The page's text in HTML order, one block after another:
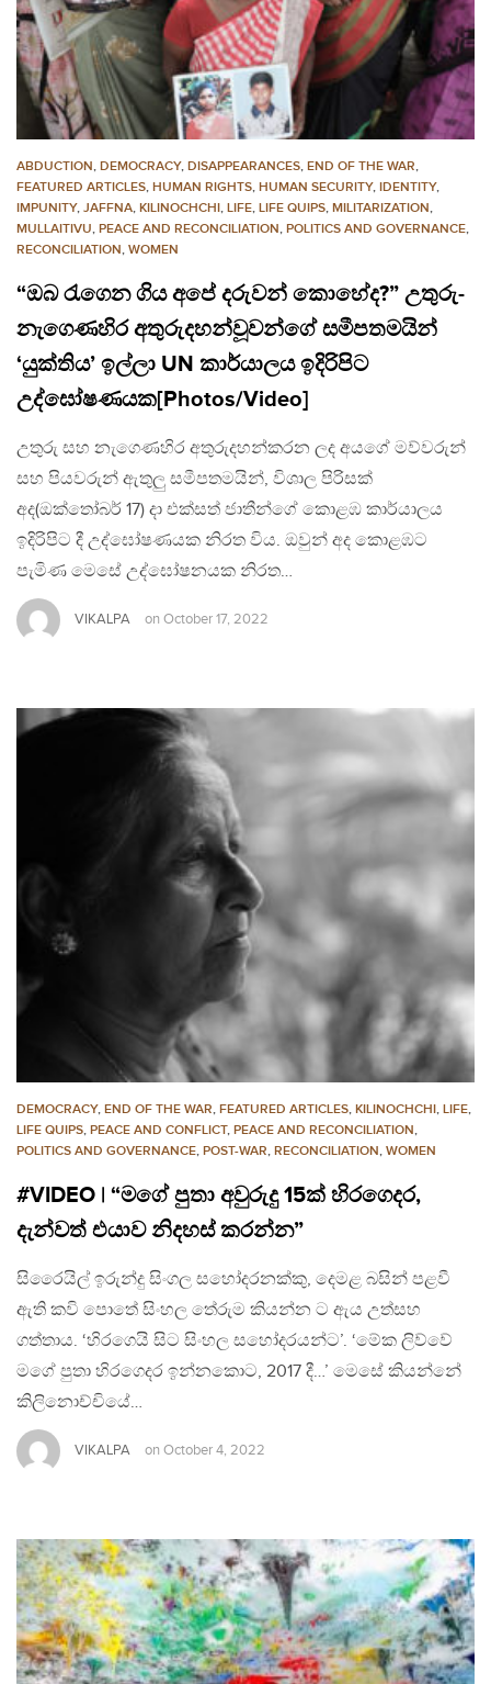
ABDUCTION, DEMOCRACY, DISAPPEARANCES, END OF THE WAR,
FEATURED ARTICLES, HUMAN RIGHTS, HUMAN SECURITY, IDENTITY,
IMPUNITY, JAFFNA, KILINOCHCHI, LIFE, LIFE QUIPS, MILITARIZATION,
MULLAITIVU, PEACE AND RECONCILIATION, POLITICS AND GOVERNANCE,
RECONCILIATION, WOMEN
“ඔබ රැගෙන ගිය අපේ දරුවන් කොහේද?” උතුරු-
නැගෙණහිර අතුරුදහන්වූවන්ගේ සමීපතමයින්
‘යුක්තිය’ ඉල්ලා UN කාර්යාලය ඉදිරිපිට
උද්ඝෝෂණයක[Photos/Video]
උතුරු සහ නැගෙණහිර අතුරුදහන්කරන ලද අයගේ මව්වරුන්
සහ පියවරුන් ඇතුලු සමීපතමයින්, විශාල පිරිසක්
අද(ඔක්තෝබර් 17) දා එක්සත් ජාතීන්ගේ කොළඹ කාර්යාලය
ඉදිරිපිට දී උද්ඝෝෂණයක නිරත විය. ඔවුන් අද කොළඹට
පැමිණ මෙසේ උද්ඝෝෂනයක නිරත…
VIKALPA on October 17, 2022
DEMOCRACY, END OF THE WAR, FEATURED ARTICLES, KILINOCHCHI, LIFE,
LIFE QUIPS, PEACE AND CONFLICT, PEACE AND RECONCILIATION,
POLITICS AND GOVERNANCE, POST-WAR, RECONCILIATION, WOMEN
#VIDEO | “මගේ පුතා අවුරුදු 15ක් හිරගෙදර,
දැන්වත් එයාව නිදහස් කරන්න”
සිරෛයිල් ඉරුන්දු සිංගල සහෝදරනක්කු, දෙමළ බසින් පළවී
ඇති කවි පොතේ සිංහල තේරුම කියන්න ට ඇය උත්සහ
ගත්තාය. ‘හිරගෙයි සිට සිංහල සහෝදරයන්ට’. ‘මේක ලිව්වේ
මගේ පුතා හිරගෙදර ඉන්නකොට, 2017 දී…’ මෙසේ කියන්නේ
කිලිනොච්චියේ…
VIKALPA on October 4, 2022